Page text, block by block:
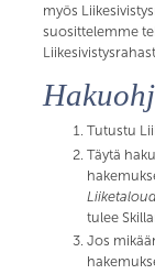
myös
suosittelemme
Tutustu
Täytä
tulee
Jos